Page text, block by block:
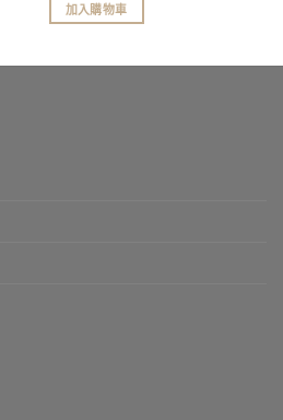
加入購物車